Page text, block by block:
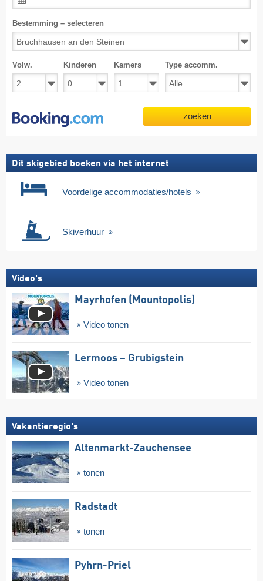
Bestemming – selecteren
Volw. Kinderen Kamers Type accomm.
zoeken
Dit skigebied boeken via het internet
Voordelige accommodaties/hotels
Skiverhuur
Video's
Mayrhofen (Mountopolis)
Video tonen
Lermoos – Grubigstein
Video tonen
Vakantieregio's
Altenmarkt-Zauchensee
tonen
Radstadt
tonen
Pyhrn-Priel